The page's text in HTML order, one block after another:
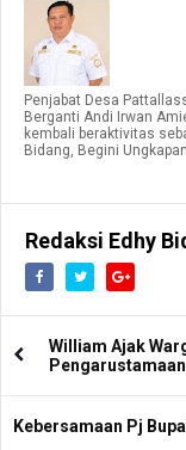
Penjabat Desa
Berganti Andi Irwan
kembali beraktivitas
Bidang, Begini
Redaksi Edhy
William Ajak
Kebersamaan Pj